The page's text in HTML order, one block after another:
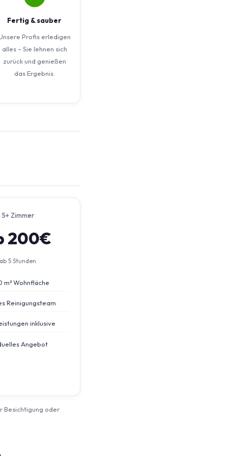
Fertig & sauber
Profis erledigen
alles – Sie lehnen sich
zurück und genießen
das Ergebnis.
5+ Zimmer
200€
ab 5 Stunden
m² Wohnfläche
Reinigungsteam
inklusive
Angebot
Besichtigung oder